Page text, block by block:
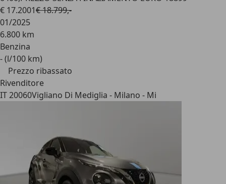
€ 17.2001€ 18.799,-
01/2025
6.800 km
Benzina
- (l/100 km)
Prezzo ribassato
Rivenditore
IT 20060Vigliano Di Mediglia - Milano - Mi